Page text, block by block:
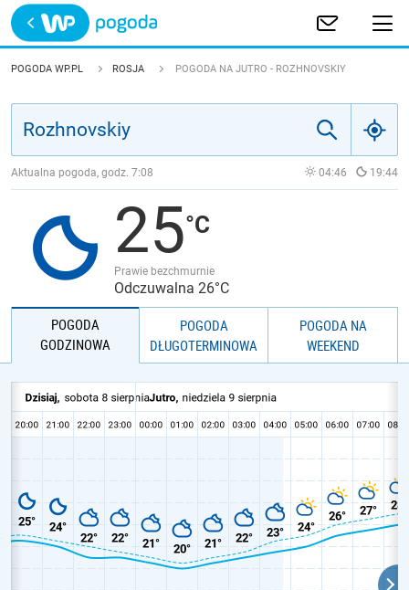
Trwa ładowanie
POLSKA
JAKOŚĆ POWIETRZA
POGODA WP.PL ROSJA POGODA NA JUTRO - ROZHNOVSKIY
Aktualna pogoda, godz. 7:08 04:46 19:44
25
Prawie bezchmurnie
Odczuwalna 26°C
POGODA
GODZINOWA
POGODA
DŁUGOTERMINOWA
POGODA NA
WEEKEND